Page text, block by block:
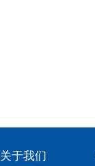
关于我们